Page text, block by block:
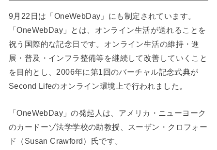
9月22日は「OneWebDay」にも制定されています。
「OneWebDay」とは、オンライン生活が送れることを
祝う国際的な記念日です。オンライン生活の維持・進
展・普及・インフラ整備等を継続して改善していくこと
を目的とし、2006年に第1回のバーチャル記念式典が
Second Lifeのオンライン環境上で行われました。
「OneWebDay」の発起人は、アメリカ・ニューヨーク
のカードーゾ法学学校の助教授、スーザン・クロフォー
ド（Susan Crawford）氏です。